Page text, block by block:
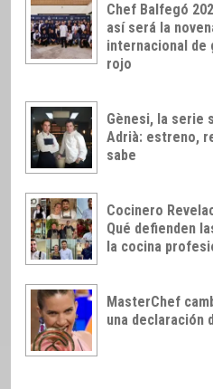
Chef Balfegó
así será la
internacional de
rojo
Gènesi, la serie
Adrià: estreno,
sabe
Cocinero
Qué defienden
la cocina
MasterChef
una declaración